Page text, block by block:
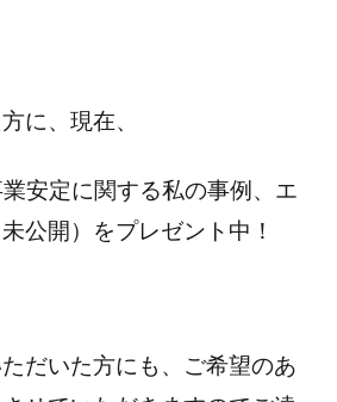
に、現在、
安定に関する私の事例、エ
公開）をプレゼント中！
ただいた方にも、ご希望のあ